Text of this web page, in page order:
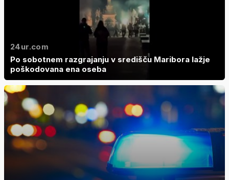
24ur.com
Po sobotnem razgrajanju v središču Maribora lažje
poškodovana ena oseba